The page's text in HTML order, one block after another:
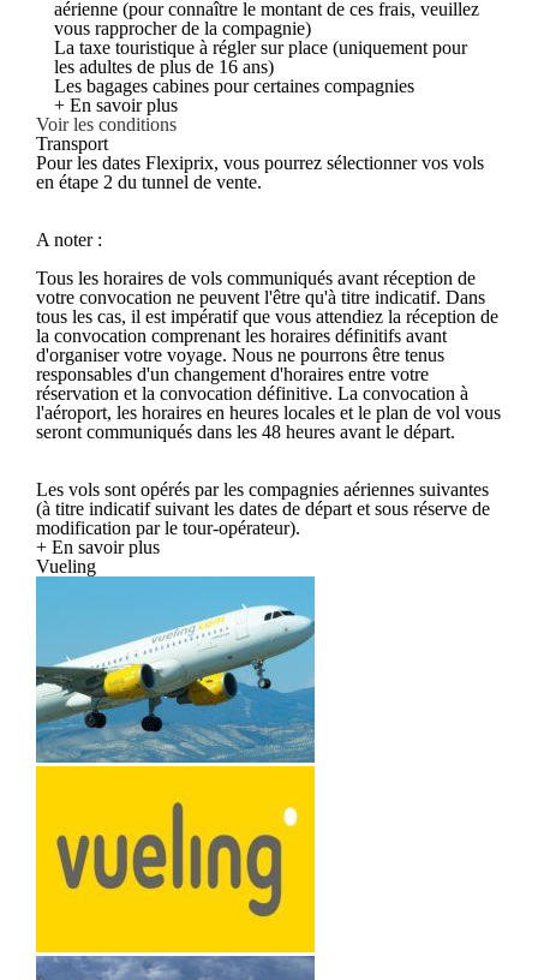
aérienne (pour connaître le montant de ces frais, veuillez
vous rapprocher de la compagnie)
La taxe touristique à régler sur place (uniquement pour
les adultes de plus de 16 ans)
Les bagages cabines pour certaines compagnies
+ En savoir plus
Voir les conditions
Transport
Pour les dates Flexiprix, vous pourrez sélectionner vos vols
en étape 2 du tunnel de vente.
A noter :
Tous les horaires de vols communiqués avant réception de
votre convocation ne peuvent l'être qu'à titre indicatif. Dans
tous les cas, il est impératif que vous attendiez la réception de
la convocation comprenant les horaires définitifs avant
d'organiser votre voyage. Nous ne pourrons être tenus
responsables d'un changement d'horaires entre votre
réservation et la convocation définitive. La convocation à
l'aéroport, les horaires en heures locales et le plan de vol vous
seront communiqués dans les 48 heures avant le départ.
Les vols sont opérés par les compagnies aériennes suivantes
(à titre indicatif suivant les dates de départ et sous réserve de
modification par le tour-opérateur).
+ En savoir plus
Vueling